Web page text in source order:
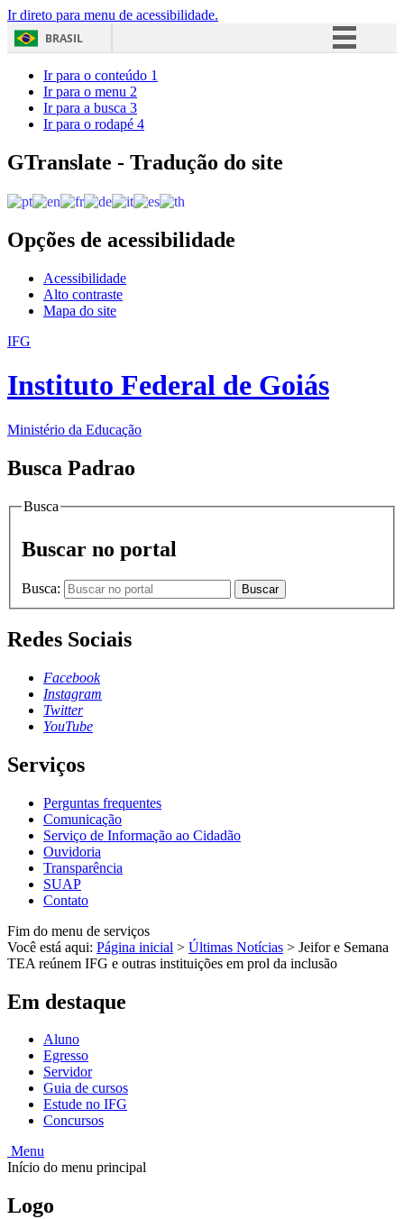
Ir direto para menu de acessibilidade.
BRASIL
Acesso à informação
Ir para o conteúdo 1
Ir para o menu 2
Ir para a busca 3
Ir para o rodapé 4
GTranslate - Tradução do site
Opções de acessibilidade
Acessibilidade
Alto contraste
Mapa do site
IFG
Instituto Federal de Goiás
Ministério da Educação
Busca Padrao
Busca
Buscar no portal
Busca: Buscar
Redes Sociais
Facebook
Instagram
Twitter
YouTube
Serviços
Perguntas frequentes
Comunicação
Serviço de Informação ao Cidadão
Ouvidoria
Transparência
SUAP
Contato
Fim do menu de serviços
Você está aqui: Página inicial > Últimas Notícias > Jeifor e Semana
TEA reúnem IFG e outras instituições em prol da inclusão
Em destaque
Aluno
Egresso
Servidor
Guia de cursos
Estude no IFG
Concursos
Menu
Início do menu principal
Logo